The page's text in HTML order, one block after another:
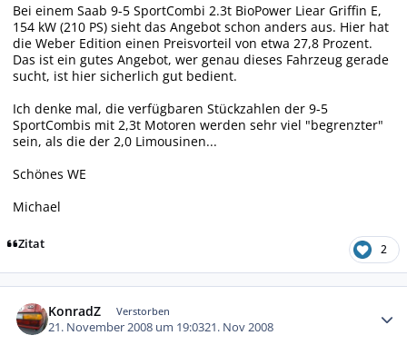
Bei einem Saab 9-5 SportCombi 2.3t BioPower Liear Griffin E,
154 kW (210 PS) sieht das Angebot schon anders aus. Hier hat
die Weber Edition einen Preisvorteil von etwa 27,8 Prozent.
Das ist ein gutes Angebot, wer genau dieses Fahrzeug gerade
sucht, ist hier sicherlich gut bedient.
Ich denke mal, die verfügbaren Stückzahlen der 9-5
SportCombis mit 2,3t Motoren werden sehr viel "begrenzter"
sein, als die der 2,0 Limousinen...
Schönes WE
Michael
Zitat 2
KonradZ Verstorben
21. November 2008 um 19:0321. Nov 2008